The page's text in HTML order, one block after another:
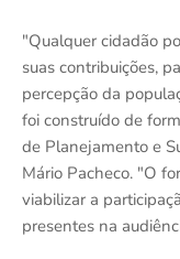
"Qualquer cidadão
suas contribuições,
percepção da
foi construído de
de Planejamento e
Mário Pacheco. "O
viabilizar a
presentes na